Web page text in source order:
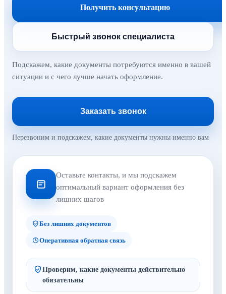
Получить консультацию
Быстрый звонок специалиста
Подскажем, какие документы потребуются именно в вашей
ситуации и с чего лучше начать оформление.
Заказать звонок
Перезвоним и подскажем, какие документы нужны именно вам
Оставьте контакты, и мы подскажем
оптимальный вариант оформления без
лишних шагов
Без лишних документов
Оперативная обратная связь
Проверим, какие документы действительно
обязательны